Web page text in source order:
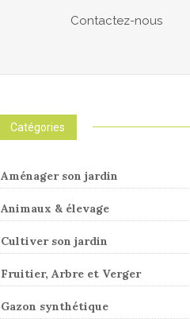
Contactez-nous
Catégories
Aménager son jardin
Animaux & élevage
Cultiver son jardin
Fruitier, Arbre et Verger
Gazon synthétique